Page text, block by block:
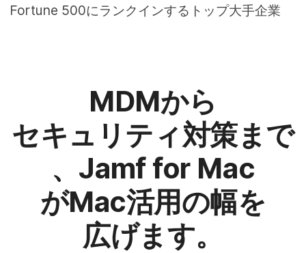
Fortune 500に​​ランクインする​​トップ大手企業
MDMから​
セキュリティ対策まで
、 Jamf for Mac
がMac活用の​幅を​
広げます。